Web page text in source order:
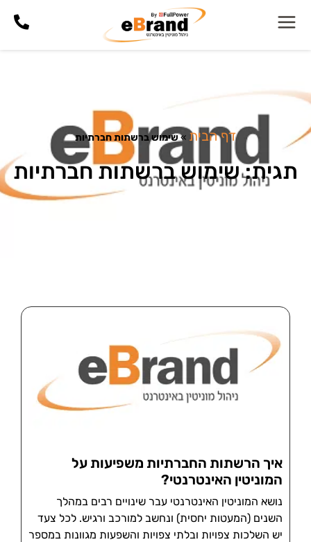
דף הבית »שימוש ברשתות חברתיות
תגית: שימוש ברשתות חברתיות
איך הרשתות החברתיות משפיעות על
המוניטין האינטרנטי?
נושא המוניטין האינטרנטי עבר שינויים רבים במהלך
השנים (המעטות יחסית) ונחשב למורכב ורגיש. לכל צעד
יש השלכות צפויות ובלתי צפויות והשפעות מגוונות במספר